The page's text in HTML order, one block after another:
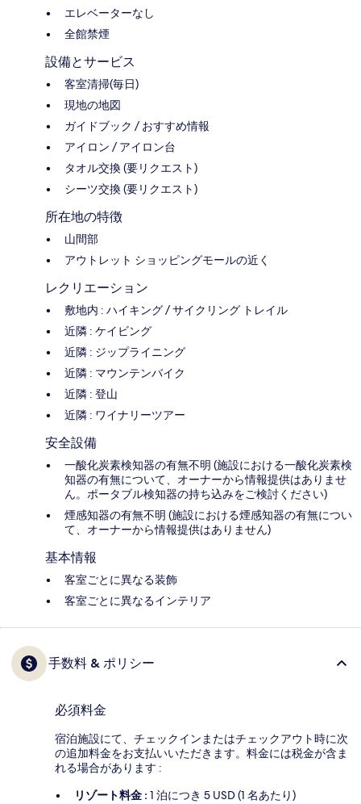
エレベーターなし
全館禁煙
設備とサービス
客室清掃(毎日)
現地の地図
ガイドブック / おすすめ情報
アイロン / アイロン台
タオル交換 (要リクエスト)
シーツ交換 (要リクエスト)
所在地の特徴
山間部
アウトレット ショッピングモールの近く
レクリエーション
敷地内 : ハイキング / サイクリング トレイル
近隣 : ケイビング
近隣 : ジップライニング
近隣 : マウンテンバイク
近隣 : 登山
近隣 : ワイナリーツアー
安全設備
一酸化炭素検知器の有無不明 (施設における一酸化炭素検
知器の有無について、オーナーから情報提供はありませ
ん。ポータブル検知器の持ち込みをご検討ください)
煙感知器の有無不明 (施設における煙感知器の有無につい
て、オーナーから情報提供はありません)
基本情報
客室ごとに異なる装飾
客室ごとに異なるインテリア
手数料 & ポリシー
必須料金
宿泊施設にて、チェックインまたはチェックアウト時に次
の追加料金をお支払いいただきます。料金には税金が含ま
れる場合があります :
リゾート料金 : 1 泊につき 5 USD (1 名あたり)